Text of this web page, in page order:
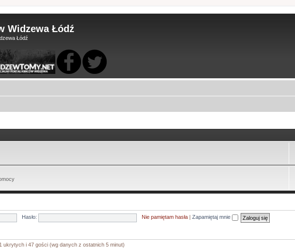
Widzewa Łódź
Łódź
Hasło: Nie pamiętam hasła Zapamiętaj mnie
ukrytych i 47 gości (wg danych z ostatnich 5 minut)